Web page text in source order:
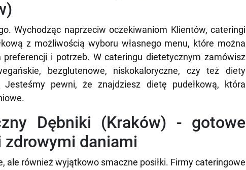
Wychodząc naprzeciw oczekiwaniom Klientów, cateringi
z możliwością wyboru własnego menu, które można
i potrzeb. W cateringu dietetycznym zamówisz
bezglutenowe, niskokaloryczne, czy też diety
pewni, że znajdziesz dietę pudełkową, która
Dębniki (Kraków) - gotowe
daniami
ale również wyjątkowo smaczne posiłki. Firmy cateringowe